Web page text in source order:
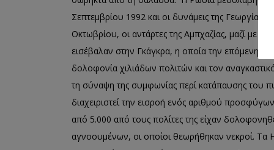
Σεπτεμβρίου 1992 και οι δυνάμεις της
Οκτωβρίου, οι αντάρτες της Αμπχαζίας, μαζί με
εισέβαλαν στην Γκάγκρα, η οποία την επόμενη
δολοφονία χιλιάδων πολιτών και τον
τη σύναψη της συμφωνίας περί κατάπαυσης του
διαχειριστεί την εισροή ενός αριθμού
από 5.000 από τους πολίτες της είχαν
αγνοουμένων, οι οποίοι θεωρήθηκαν νεκροί. Τα